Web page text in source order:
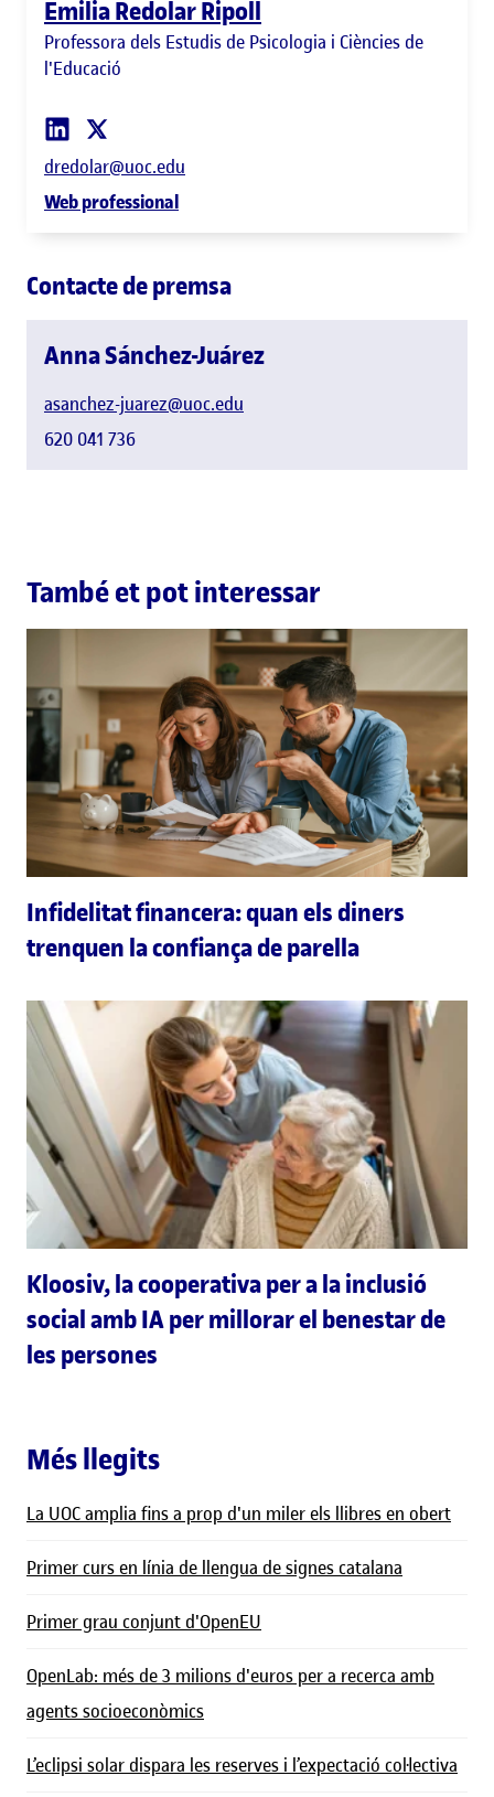
Emilia Redolar Ripoll
Professora dels Estudis de Psicologia i Ciències de
l'Educació
dredolar@uoc.edu
Web professional
Contacte de premsa
Anna Sánchez-Juárez
asanchez-juarez@uoc.edu
620 041 736
També et pot interessar
Infidelitat financera: quan els diners
trenquen la confiança de parella
Kloosiv, la cooperativa per a la inclusió
social amb IA per millorar el benestar de
les persones
Més llegits
La UOC amplia fins a prop d'un miler els llibres en obert
Primer curs en línia de llengua de signes catalana
Primer grau conjunt d'OpenEU
OpenLab: més de 3 milions d'euros per a recerca amb
agents socioeconòmics
L’eclipsi solar dispara les reserves i l’expectació col·lectiva